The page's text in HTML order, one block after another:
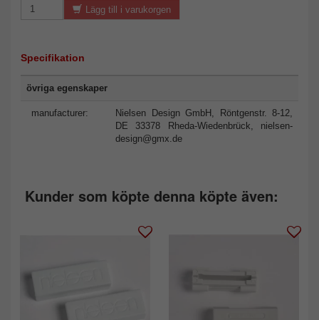
Lägg till i varukorgen
Specifikation
övriga egenskaper
manufacturer:
Nielsen Design GmbH, Röntgenstr. 8-12,
DE 33378 Rheda-Wiedenbrück, nielsen-
design@gmx.de
Kunder som köpte denna köpte även: